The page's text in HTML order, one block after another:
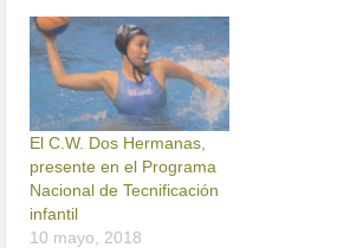
El C.W. Dos Hermanas,
presente en el Programa
Nacional de Tecnificación
infantil
10 mayo, 2018